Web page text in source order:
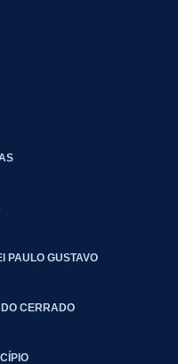
PAULO GUSTAVO
CERRADO